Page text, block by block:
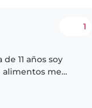
1
11 años soy
alimentos me